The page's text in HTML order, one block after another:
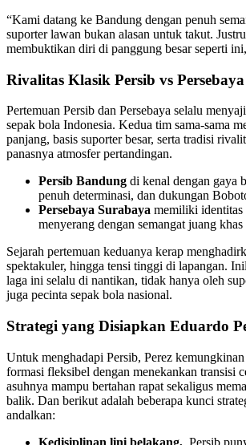
“Kami datang ke Bandung dengan penuh
suporter lawan bukan alasan untuk takut.
membuktikan diri di panggung besar seperti
Rivalitas Klasik Persib vs Persebaya
Pertemuan Persib dan Persebaya selalu
sepak bola Indonesia. Kedua tim sama-sama
panjang, basis suporter besar, serta tradisi
panasnya atmosfer pertandingan.
Persib Bandung di kenal dengan gaya
penuh determinasi, dan dukungan
Persebaya Surabaya memiliki identitas
menyerang dengan semangat juang
Sejarah pertemuan keduanya kerap
spektakuler, hingga tensi tinggi di lapangan.
laga ini selalu di nantikan, tidak hanya oleh
juga pecinta sepak bola nasional.
Strategi yang Disiapkan Eduardo
Untuk menghadapi Persib, Perez
formasi fleksibel dengan menekankan transisi
asuhnya mampu bertahan rapat sekaligus
balik. Dan berikut adalah beberapa kunci
andalkan:
Kedisiplinan lini belakang, Persib